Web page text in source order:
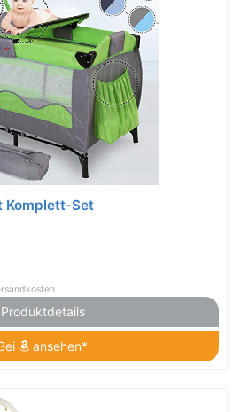
Komplett-Set
Produktdetails
ansehen*